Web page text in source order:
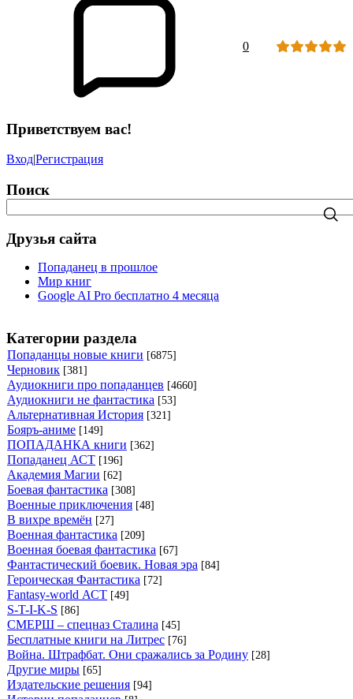
0
Приветствуем вас!
Вход|Регистрация
Поиск
Друзья сайта
Попаданец в прошлое
Мир книг
Google AI Pro бесплатно 4 месяца
Категории раздела
Попаданцы новые книги [6875]
Черновик [381]
Аудиокниги про попаданцев [4660]
Аудиокниги не фантастика [53]
Альтернативная История [321]
Бояръ-аниме [149]
ПОПАДАНКА книги [362]
Попаданец АСТ [196]
Академия Магии [62]
Боевая фантастика [308]
Военные приключения [48]
В вихре времён [27]
Военная фантастика [209]
Военная боевая фантастика [67]
Фантастический боевик. Новая эра [84]
Героическая Фантастика [72]
Fantasy-world АСТ [49]
S-T-I-K-S [86]
СМЕРШ – спецназ Сталина [45]
Бесплатные книги на Литрес [76]
Война. Штрафбат. Они сражались за Родину [28]
Другие миры [65]
Издательские решения [94]